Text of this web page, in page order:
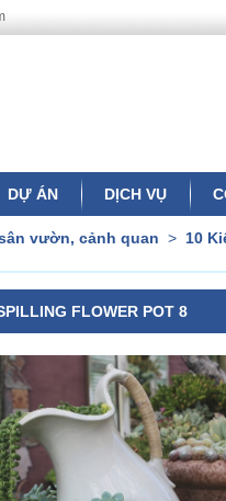
DỰ ÁN DỊCH VỤ
vườn, cảnh quan > 10
FLOWER POT 8